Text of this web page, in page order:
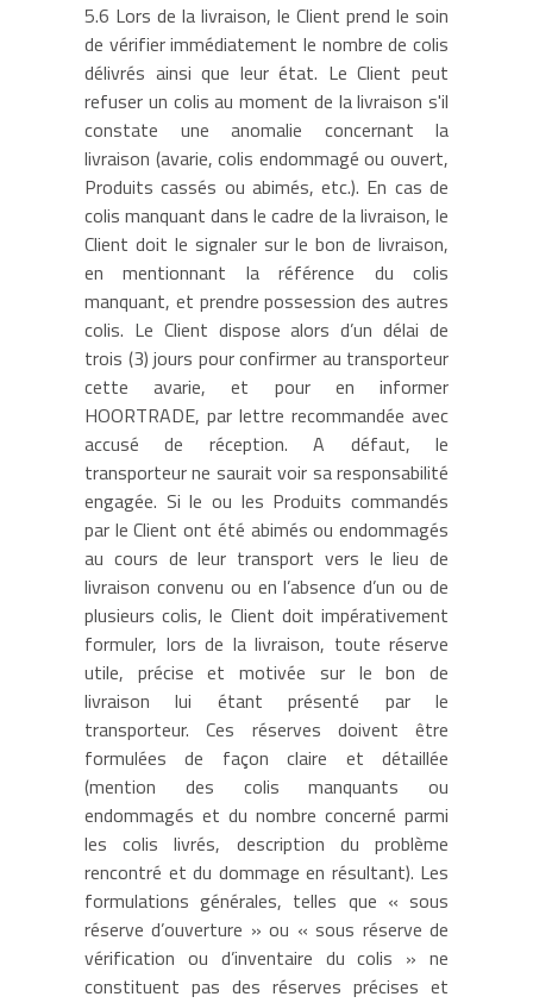
5.6 Lors de la livraison, le Client prend le soin
de vérifier immédiatement le nombre de colis
délivrés ainsi que leur état. Le Client peut
refuser un colis au moment de la livraison s'il
constate une anomalie concernant la
livraison (avarie, colis endommagé ou ouvert,
Produits cassés ou abimés, etc.). En cas de
colis manquant dans le cadre de la livraison, le
Client doit le signaler sur le bon de livraison,
en mentionnant la référence du colis
manquant, et prendre possession des autres
colis. Le Client dispose alors d’un délai de
trois (3) jours pour confirmer au transporteur
cette avarie, et pour en informer
HOORTRADE, par lettre recommandée avec
accusé de réception. A défaut, le
transporteur ne saurait voir sa responsabilité
engagée. Si le ou les Produits commandés
par le Client ont été abimés ou endommagés
au cours de leur transport vers le lieu de
livraison convenu ou en l’absence d’un ou de
plusieurs colis, le Client doit impérativement
formuler, lors de la livraison, toute réserve
utile, précise et motivée sur le bon de
livraison lui étant présenté par le
transporteur. Ces réserves doivent être
formulées de façon claire et détaillée
(mention des colis manquants ou
endommagés et du nombre concerné parmi
les colis livrés, description du problème
rencontré et du dommage en résultant). Les
formulations générales, telles que « sous
réserve d’ouverture » ou « sous réserve de
vérification ou d’inventaire du colis » ne
constituent pas des réserves précises et